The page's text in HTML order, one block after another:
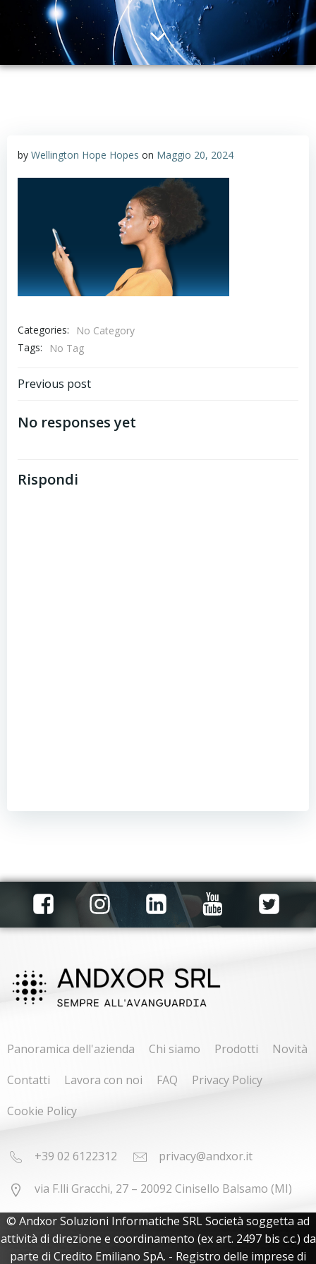
by Wellington Hope Hopes on Maggio 20, 2024
Categories:
No Category
Tags:
No Tag
Post
navigation
Previous post
No responses yet
Rispondi
Panoramica dell'azienda Chi siamo Prodotti
Novità
Contatti
Lavora con noi FAQ
Privacy Policy
Cookie Policy
+39 02 6122312 privacy@andxor.it
via F.lli Gracchi, 27 – 20092 Cinisello Balsamo (MI)
© Andxor Soluzioni Informatiche SRL Società soggetta ad
attività di direzione e coordinamento (ex art. 2497 bis c.c.) da
parte di Credito Emiliano SpA. - Registro delle imprese di